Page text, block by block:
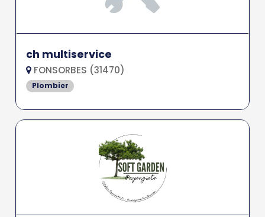
ch multiservice
FONSORBES (31470)
Plombier